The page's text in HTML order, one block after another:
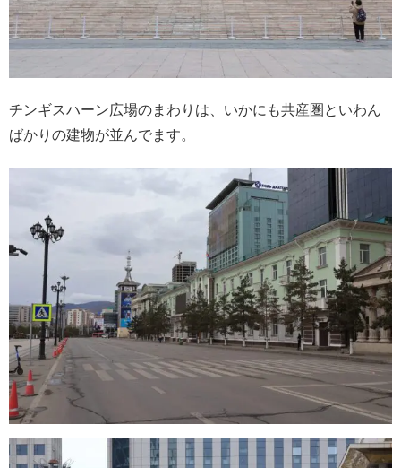
チンギスハーン広場のまわりは、いかにも共産圏といわん
ばかりの建物が並んでます。